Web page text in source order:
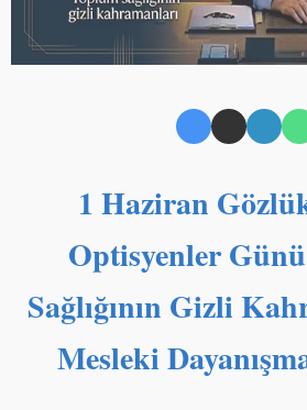
1 Haziran
Optisyenler
Sağlığının Gizli
Mesleki